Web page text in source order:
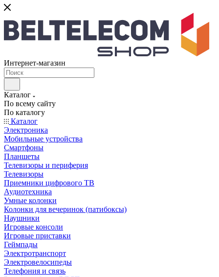
Интернет-магазин
Каталог
По всему сайту
По каталогу
Каталог
Электроника
Мобильные устройства
Смартфоны
Планшеты
Телевизоры и периферия
Телевизоры
Приемники цифрового ТВ
Аудиотехника
Умные колонки
Колонки для вечеринок (патибоксы)
Наушники
Игровые консоли
Игровые приставки
Геймпады
Электротранспорт
Электровелосипеды
Телефония и связь